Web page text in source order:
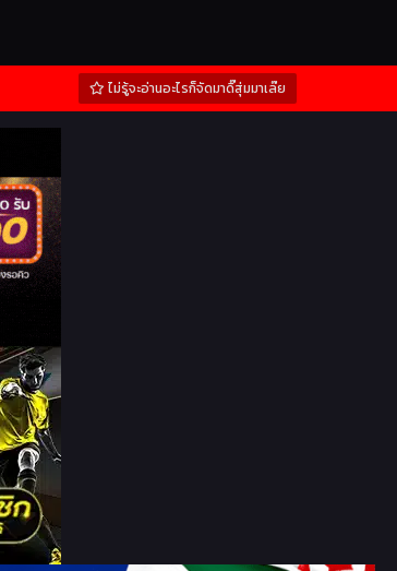
ไม่รู้จะอ่านอะไรก็จัดมาดิ๊สุ่มมาเล๊ย